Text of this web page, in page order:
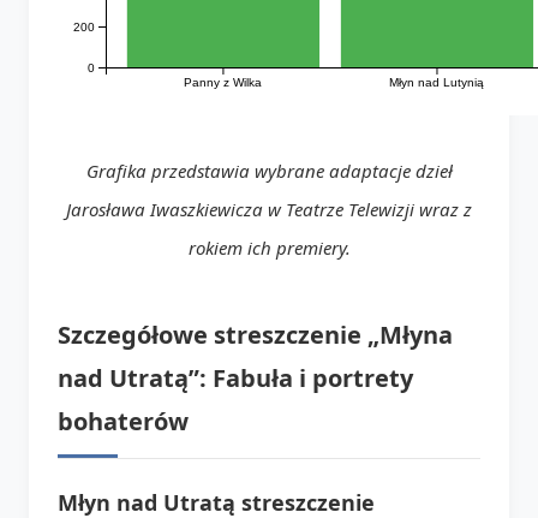
Panny z Wilka Młyn nad Lutynią
0
200
Grafika przedstawia wybrane adaptacje dzieł
Jarosława Iwaszkiewicza w Teatrze Telewizji wraz z
rokiem ich premiery.
Szczegółowe streszczenie „Młyna
nad Utratą”: Fabuła i portrety
bohaterów
Młyn nad Utratą streszczenie